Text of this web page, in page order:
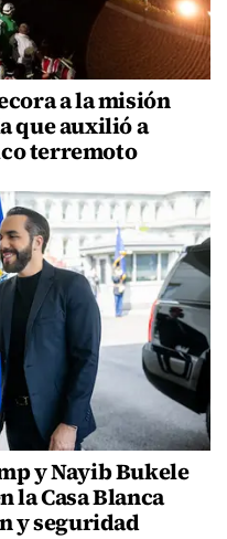
a la misión
que auxilió a
terremoto
y Nayib Bukele
la Casa Blanca
y seguridad